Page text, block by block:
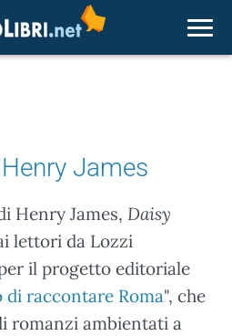
James
Henry James, Daisy
lettori da Lozzi
il progetto editoriale
di raccontare Roma", che
romanzi ambientati a